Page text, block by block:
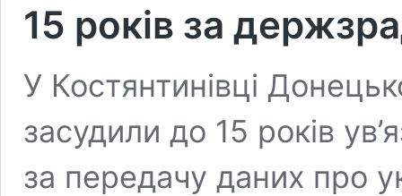
15 років за
У Костянтинівці
засудили до 15 років
за передачу даних про